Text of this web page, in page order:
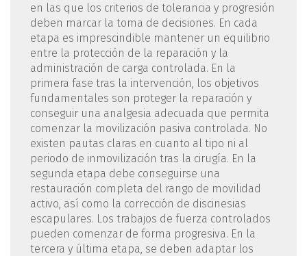
en las que los criterios de tolerancia y progresión
deben marcar la toma de decisiones. En cada
etapa es imprescindible mantener un equilibrio
entre la protección de la reparación y la
administración de carga controlada. En la
primera fase tras la intervención, los objetivos
fundamentales son proteger la reparación y
conseguir una analgesia adecuada que permita
comenzar la movilización pasiva controlada. No
existen pautas claras en cuanto al tipo ni al
periodo de inmovilización tras la cirugía. En la
segunda etapa debe conseguirse una
restauración completa del rango de movilidad
activo, así como la corrección de discinesias
escapulares. Los trabajos de fuerza controlados
pueden comenzar de forma progresiva. En la
tercera y última etapa, se deben adaptar los